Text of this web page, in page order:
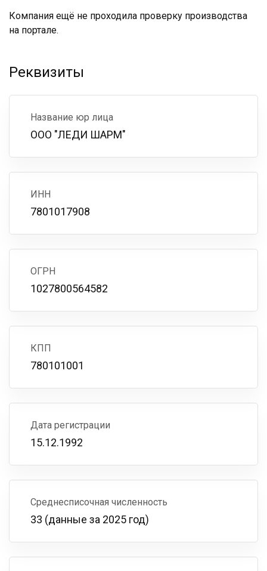
Компания ещё не проходила проверку производства
на портале.
Реквизиты
Название юр лица
ООО "ЛЕДИ ШАРМ"
ИНН
7801017908
ОГРН
1027800564582
КПП
780101001
Дата регистрации
15.12.1992
Среднесписочная численность
33 (данные за 2025 год)